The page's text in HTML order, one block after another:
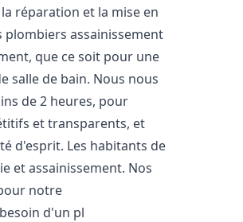
réparation et la mise en
plombiers assainissement
que ce soit pour une
salle de bain. Nous nous
de 2 heures, pour
et transparents, et
d'esprit. Les habitants de
et assainissement. Nos
notre
d'un pl